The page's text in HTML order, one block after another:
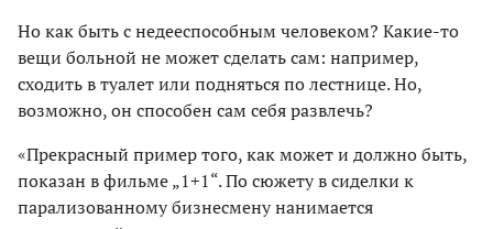
Но как быть с недееспособным человеком? Какие-то
вещи больной не может сделать сам: например,
сходить в туалет или подняться по лестнице. Но,
возможно, он способен сам себя развлечь?
«Прекрасный пример того, как может и должно быть,
показан в фильме „1+1“. По сюжету в сиделки к
парализованному бизнесмену нанимается